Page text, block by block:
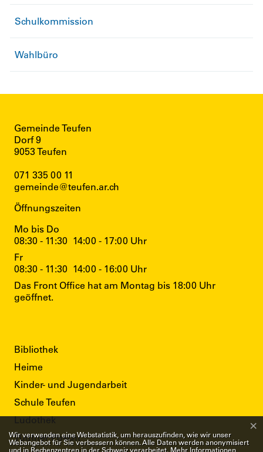
Schulkommission
Wahlbüro
Gemeinde Teufen
Dorf 9
9053 Teufen
071 335 00 11
gemeinde@teufen.ar.ch
Öffnungszeiten
Mo bis Do
08:30 - 11:30 14:00 - 17:00 Uhr
Fr
08:30 - 11:30 14:00 - 16:00 Uhr
Das Front Office hat am Montag bis 18:00 Uhr
geöffnet.
Direktzugriffe
Bibliothek
Heime
Kinder- und Jugendarbeit
Schule Teufen
Ludothek
Tüüfner Poscht
Webstatistik
Wir verwenden eine Webstatistik, um herauszufinden, wie wir unser
Webangebot für Sie verbessern können. Alle Daten werden anonymisiert
und in Rechenzentren in der Schweiz verarbeitet. Mehr Informationen
×